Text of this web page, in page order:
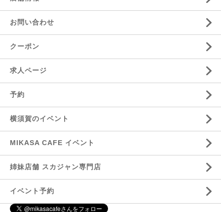
お問い合わせ
クーポン
求人ページ
予約
横須賀のイベント
MIKASA CAFE イベント
姉妹店舗 スカジャン専門店
イベント予約